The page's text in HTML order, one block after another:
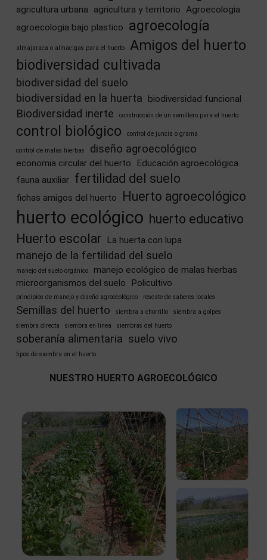
agricultura urbana agricultura y territorio Agroecologia
agroecologia bajo plastico
agroecología
almajaraca o almacigas para el huerto
Amigos del huerto
biodiversidad cultivada
biodiversidad del suelo
biodiversidad en la huerta
biodiversidad funcional
Biodiversidad inerte construcción de un semillero para el huerto
control biológico control de juncia o grama
control de malas hierbas diseño agroecológico
economia circular del huerto
Educación agroecológica
fauna auxiliar fertilidad del suelo
fichas amigos del huerto Huerto agroecológico
huerto ecológico huerto educativo
Huerto escolar
La huerta con lupa
manejo de la fertilidad del suelo
manejo del suelo orgánico
manejo ecológico de malas hierbas
microorganismos del suelo
Policultivo
principios de manejo y diseño agroecológico rescate de saberes locales
Semillas del huerto siembra a chorrillo
siembra a golpes
siembra directa
siembra en linea siembras del huerto
soberanía alimentaria suelo vivo
tipos de siembra en el huerto
NUESTRO HUERTO AGROECOLÓGICO